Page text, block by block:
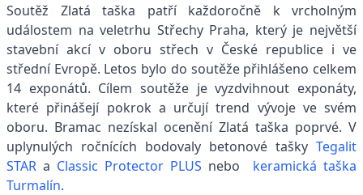
Soutěž Zlatá taška patří každoročně k vrcholným
událostem na veletrhu Střechy Praha, který je největší
stavební akcí v oboru střech v České republice i ve
střední Evropě. Letos bylo do soutěže přihlášeno celkem
14 exponátů. Cílem soutěže je vyzdvihnout exponáty,
které přinášejí pokrok a určují trend vývoje ve svém
oboru. Bramac nezískal ocenění Zlatá taška poprvé. V
uplynulých ročnících bodovaly betonové tašky Tegalit
STAR a Classic Protector PLUS nebo keramická taška
Turmalín.